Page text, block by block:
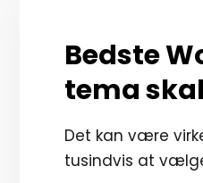
Bedste
tema
Det kan være
tusindvis at